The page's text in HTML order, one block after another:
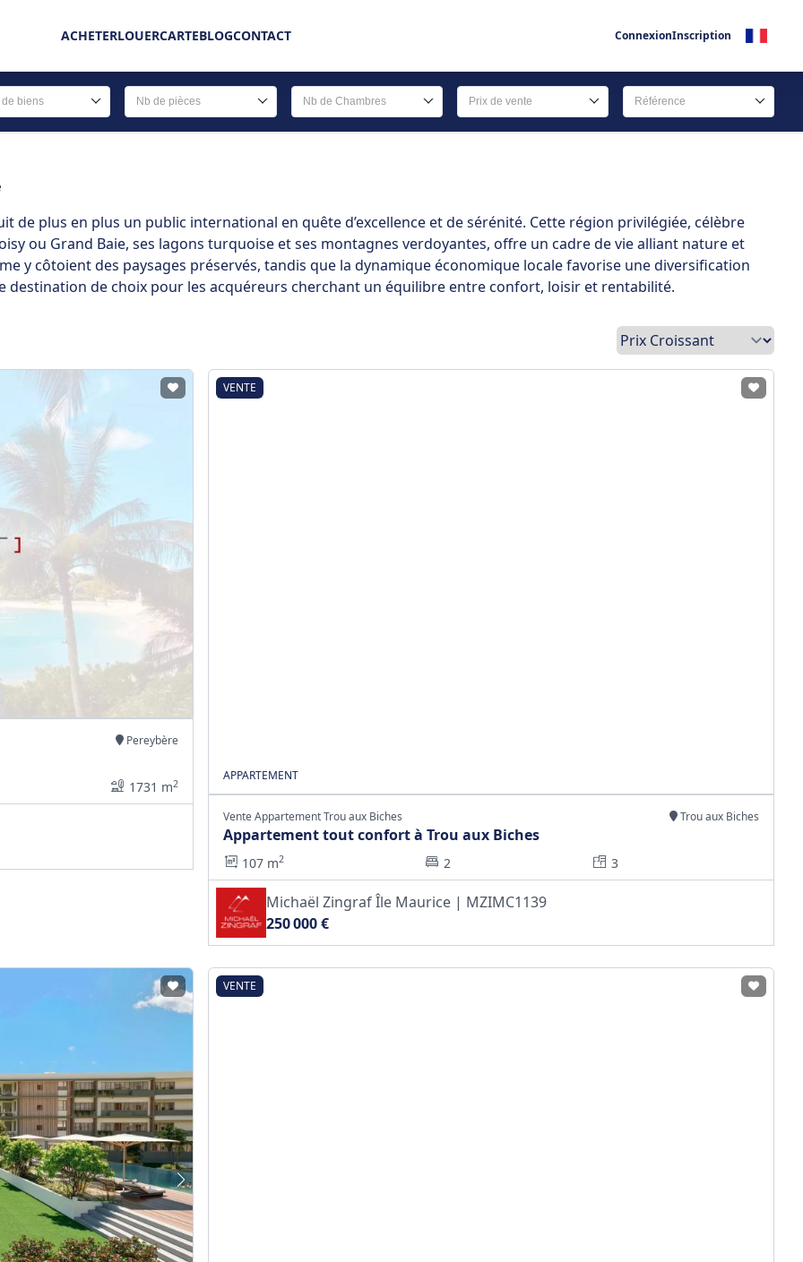
ACHETERLOUERCARTEBLOGCONTACT ConnexionInscription
de biens Nb de pièces Nb de Chambres Prix de vente Référence
de plus en plus un public international en quête d’excellence et de sérénité. Cette région privilégiée, célèbre
ou Grand Baie, ses lagons turquoise et ses montagnes verdoyantes, offre un cadre de vie alliant nature et
y côtoient des paysages préservés, tandis que la dynamique économique locale favorise une diversification
destination de choix pour les acquéreurs cherchant un équilibre entre confort, loisir et rentabilité.
Pereybère
1731 m2
VENTE
APPARTEMENT
Vente Appartement Trou aux Biches Trou aux Biches
Appartement tout confort à Trou aux Biches
107 m2 2 3
Michaël Zingraf Île Maurice | MZIMC1139
250 000 €
VENTE